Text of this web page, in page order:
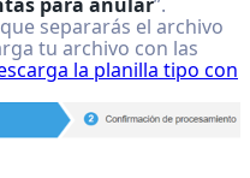
separarás el archivo
tu archivo con las
la planilla tipo con